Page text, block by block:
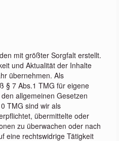
mit größter Sorgfalt erstellt.
und Aktualität der Inhalte
übernehmen. Als
§ 7 Abs.1 TMG für eigene
allgemeinen Gesetzen
TMG sind wir als
übermittelte oder
zu überwachen oder nach
eine rechtswidrige Tätigkeit